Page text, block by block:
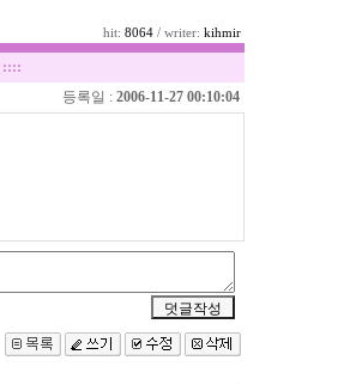
hit: 8064 / writer: kihmir
::::
등록일 : 2006-11-27 00:10:04